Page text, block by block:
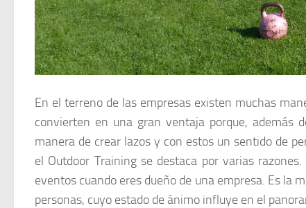
En el terreno de las empresas existen muchas
convierten en una gran ventaja porque, además
manera de crear lazos y con estos un sentido de
el Outdoor Training se destaca por varias
eventos cuando eres dueño de una empresa. Es la
personas, cuyo estado de ánimo influye en el